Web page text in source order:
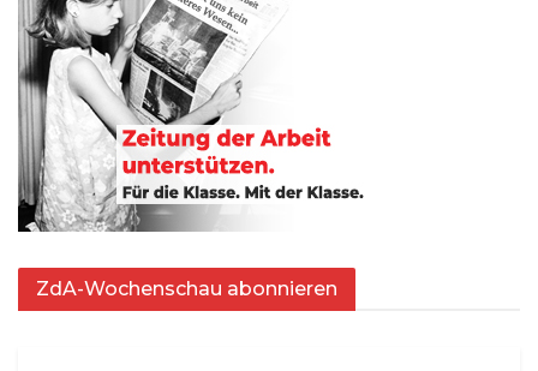
ZdA-Wochenschau abonnieren